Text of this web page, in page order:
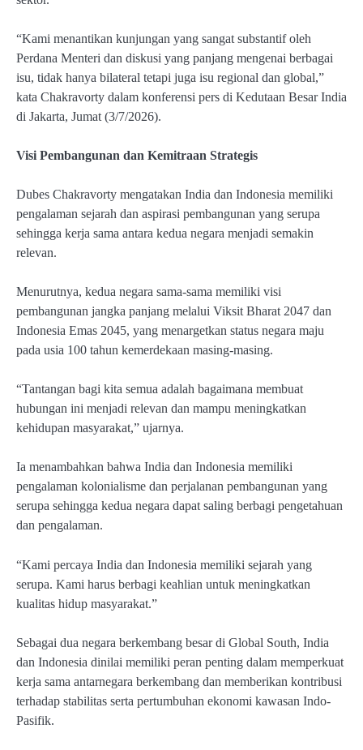
“Kami menantikan kunjungan yang sangat substantif oleh
Perdana Menteri dan diskusi yang panjang mengenai berbagai
isu, tidak hanya bilateral tetapi juga isu regional dan global,”
kata Chakravorty dalam konferensi pers di Kedutaan Besar India
di Jakarta, Jumat (3/7/2026).
Visi Pembangunan dan Kemitraan Strategis
Dubes Chakravorty mengatakan India dan Indonesia memiliki
pengalaman sejarah dan aspirasi pembangunan yang serupa
sehingga kerja sama antara kedua negara menjadi semakin
relevan.
Menurutnya, kedua negara sama-sama memiliki visi
pembangunan jangka panjang melalui Viksit Bharat 2047 dan
Indonesia Emas 2045, yang menargetkan status negara maju
pada usia 100 tahun kemerdekaan masing-masing.
“Tantangan bagi kita semua adalah bagaimana membuat
hubungan ini menjadi relevan dan mampu meningkatkan
kehidupan masyarakat,” ujarnya.
Ia menambahkan bahwa India dan Indonesia memiliki
pengalaman kolonialisme dan perjalanan pembangunan yang
serupa sehingga kedua negara dapat saling berbagi pengetahuan
dan pengalaman.
“Kami percaya India dan Indonesia memiliki sejarah yang
serupa. Kami harus berbagi keahlian untuk meningkatkan
kualitas hidup masyarakat.”
Sebagai dua negara berkembang besar di Global South, India
dan Indonesia dinilai memiliki peran penting dalam memperkuat
kerja sama antarnegara berkembang dan memberikan kontribusi
terhadap stabilitas serta pertumbuhan ekonomi kawasan Indo-
Pasifik.